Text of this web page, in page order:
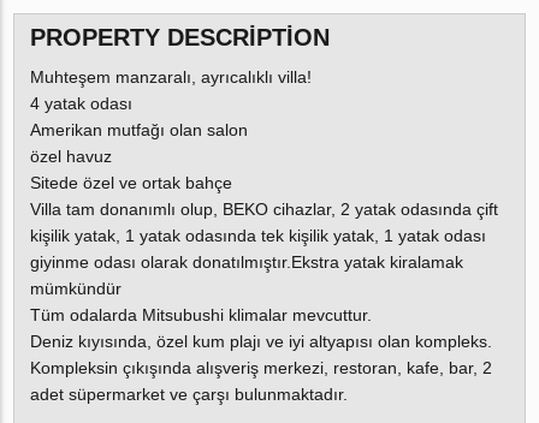
PROPERTY DESCRIPTION
Muhteşem manzaralı, ayrıcalıklı villa!
4 yatak odası
Amerikan mutfağı olan salon
özel havuz
Sitede özel ve ortak bahçe
Villa tam donanımlı olup, BEKO cihazlar, 2 yatak odasında çift
kişilik yatak, 1 yatak odasında tek kişilik yatak, 1 yatak odası
giyinme odası olarak donatılmıştır.Ekstra yatak kiralamak
mümkündür
Tüm odalarda Mitsubushi klimalar mevcuttur.
Deniz kıyısında, özel kum plajı ve iyi altyapısı olan kompleks.
Kompleksin çıkışında alışveriş merkezi, restoran, kafe, bar, 2
adet süpermarket ve çarşı bulunmaktadır.